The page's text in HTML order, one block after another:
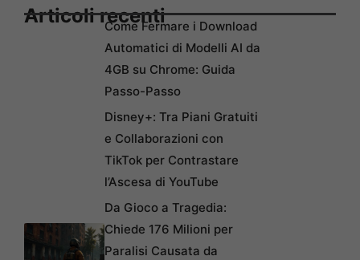
Articoli recentiCome Fermare i Download
Automatici di Modelli AI da
4GB su Chrome: Guida
Passo-Passo
Disney+: Tra Piani Gratuiti
e Collaborazioni con
TikTok per Contrastare
l’Ascesa di YouTube
Da Gioco a Tragedia:
Chiede 176 Milioni per
Paralisi Causata da